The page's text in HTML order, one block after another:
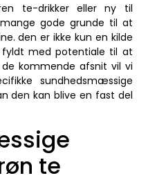
te-drikker eller ny til
gode grunde til at
den er ikke kun en kilde
fyldt med potentiale til at
kommende afsnit vil vi
sundhedsmæssige
den kan blive en fast del
te